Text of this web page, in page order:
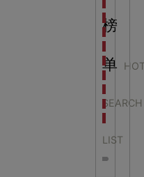
榜
单 HOT
SEARCH
LIST
科学
科学梦
科学
科学梦
科学
科学
科学梦